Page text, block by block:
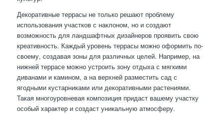
Декоративные террасы не только решают проблему
использования участков с наклоном, но и создают
возможность для ландшафтных дизайнеров проявить свою
креативность. Каждый уровень террасы можно оформить по-
своему, создавая зоны для различных целей. Например, на
нижней террасе можно устроить зону отдыха с мягкими
диванами и камином, а на верхней разместить сад с
ягодными кустарниками или декоративными растениями.
Такая многоуровневая композиция придаст вашему участку
особый характер и создаст уникальную атмосферу.